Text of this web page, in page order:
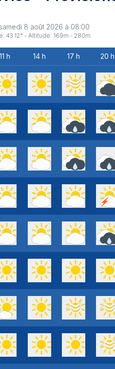
samedi 8 août 2026 à 08:00
43.12° - Altitude: 169m - 280m
11 h 14 h 17 h 20 h